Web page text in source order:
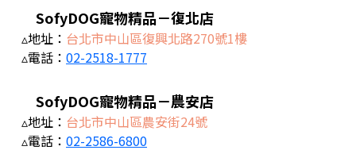
SofyDOG寵物精品－復北店
▵地址： 台北市中山區復興北路270號1樓
▵電話： 02-2518-1777
SofyDOG寵物精品－農安店
▵地址： 台北市中山區農安街24號
▵電話： 02-2586-6800